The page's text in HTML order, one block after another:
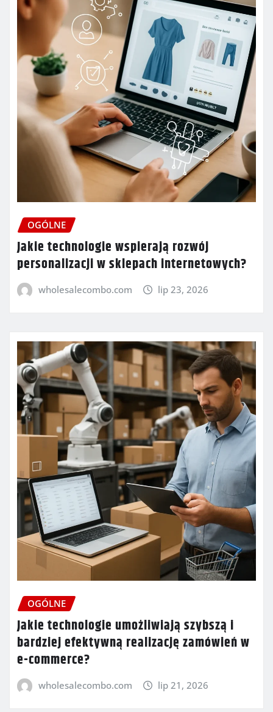
OGÓLNE
Jakie technologie wspierają rozwój
personalizacji w sklepach internetowych?
wholesalecombo.com lip 23, 2026
OGÓLNE
Jakie technologie umożliwiają szybszą i
bardziej efektywną realizację zamówień w
e-commerce?
wholesalecombo.com lip 21, 2026